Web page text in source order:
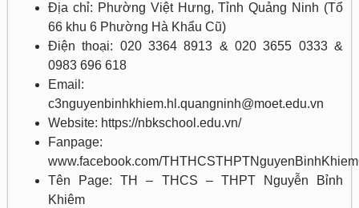
Địa chỉ: Phường Việt Hưng, Tỉnh Quảng Ninh (Tổ
66 khu 6 Phường Hà Khẩu Cũ)
Điện thoại: 020 3364 8913 & 020 3655 0333 &
0983 696 618
Email:
c3nguyenbinhkhiem.hl.quangninh@moet.edu.vn
Website: https://nbkschool.edu.vn/
Fanpage:
www.facebook.com/
Tên Page: TH – THCS – THPT Nguyễn Bỉnh
Khiêm